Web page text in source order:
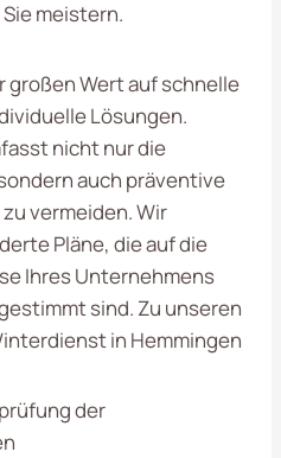
meistern.
großen Wert auf schnelle
Lösungen.
nicht nur die
auch präventive
vermeiden. Wir
Pläne, die auf die
Ihres Unternehmens
sind. Zu unseren
in Hemmingen
der